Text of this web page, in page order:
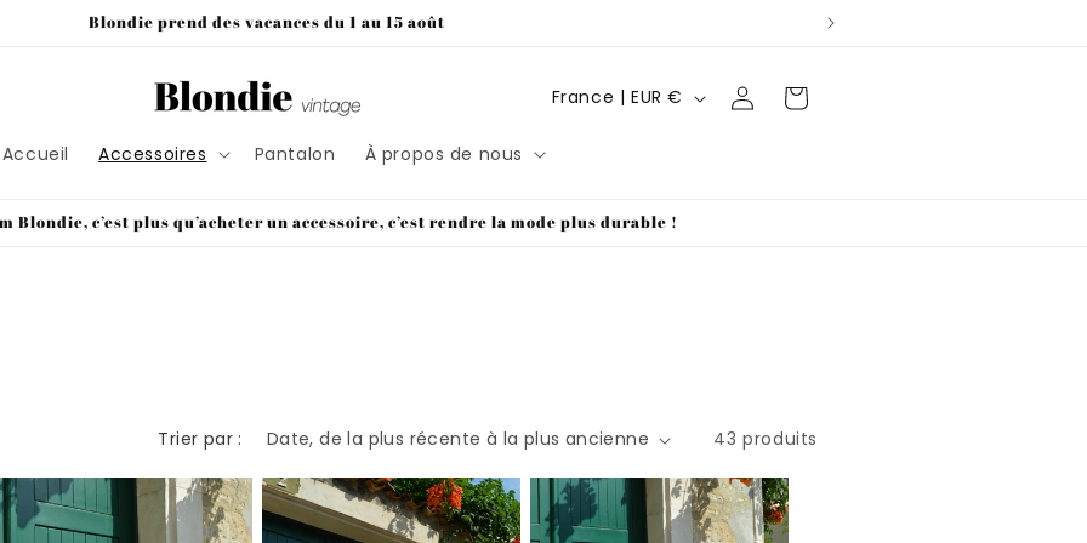
Blondie prend des vacances du 1 au 15 août
Accueil Accessoires Pantalon À propos de nous
P
y
o
n
France | EUR € ConnexionPanier
Blondie, c’est plus qu’acheter un accessoire, c’est rendre la mode plus durable !
Trier par : 43 produits